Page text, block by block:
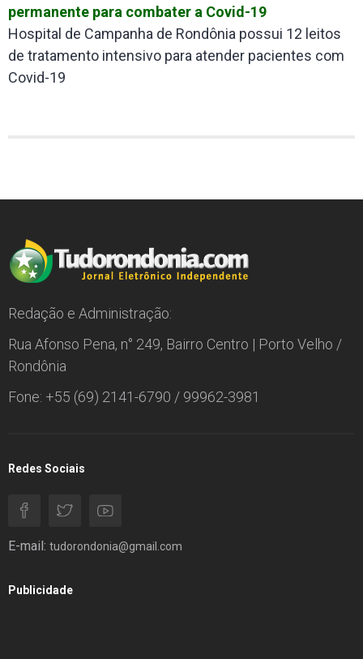
permanente para combater a Covid-19
Hospital de Campanha de Rondônia possui 12 leitos
de tratamento intensivo para atender pacientes com
Covid-19
Redação e Administração:
Rua Afonso Pena, n° 249, Bairro Centro | Porto Velho /
Rondônia
Fone: +55 (69) 2141-6790 / 99962-3981
Redes Sociais
E-mail: tudorondonia@gmail.com
Publicidade